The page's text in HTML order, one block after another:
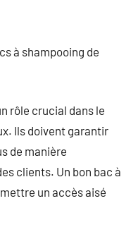
à shampooing de
rôle crucial dans le
Ils doivent garantir
de manière
clients. Un bon bac à
un accès aisé